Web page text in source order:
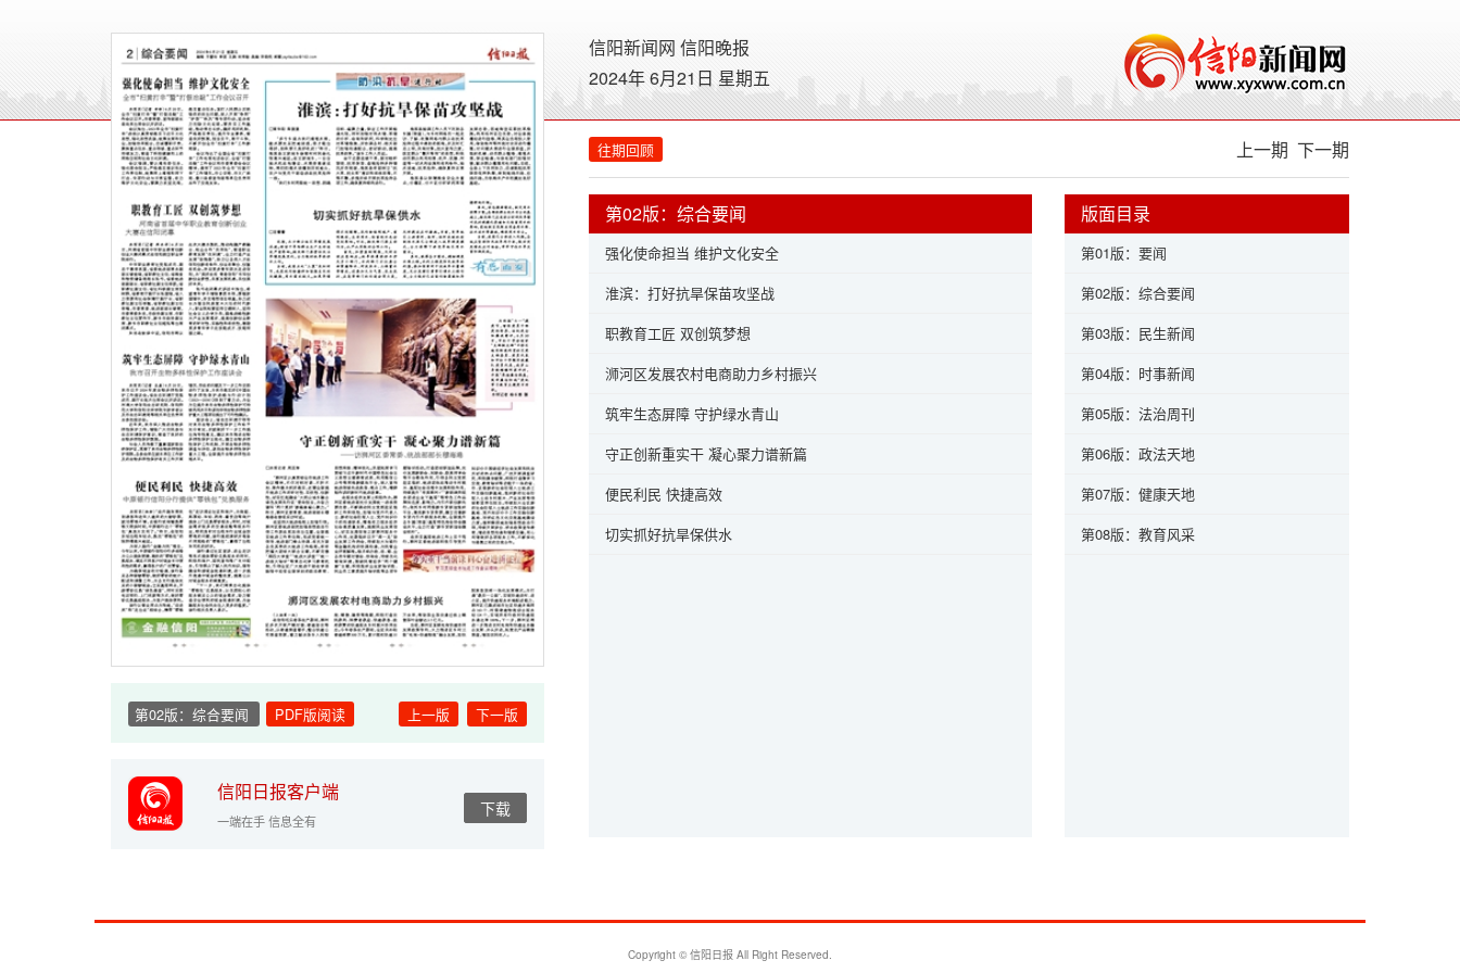
第02版：综合要闻 PDF版阅读 上一版 下一版
信阳日报客户端
一端在手 信息全有
下载
信阳新闻网 信阳晚报
2024年 6月21日 星期五
往期回顾 上一期 下一期
版面目录
第01版：要闻
第02版：综合要闻
第03版：民生新闻
第04版：时事新闻
第05版：法治周刊
第06版：政法天地
第07版：健康天地
第08版：教育风采
第02版：综合要闻
强化使命担当 维护文化安全
淮滨：打好抗旱保苗攻坚战
职教育工匠 双创筑梦想
浉河区发展农村电商助力乡村振兴
筑牢生态屏障 守护绿水青山
守正创新重实干 凝心聚力谱新篇
便民利民 快捷高效
切实抓好抗旱保供水
Copyright © 信阳日报 All Right Reserved.